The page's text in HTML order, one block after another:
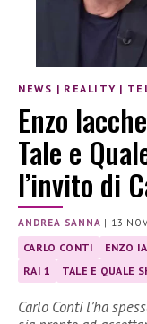
NEWS | REALITY |
Enzo
Tale e
l’invito di
ANDREA SANNA | 13
CARLO CONTI ENZO
RAI 1
TALE E QUALE
Carlo Conti l’ha